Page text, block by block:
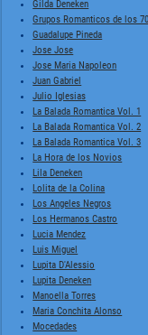
Gilda Deneken
Grupos Romanticos de los
Guadalupe Pineda
Jose Jose
Jose Maria Napoleon
Juan Gabriel
Julio Iglesias
La Balada Romantica Vol. 1
La Balada Romantica Vol. 2
La Balada Romantica Vol. 3
La Hora de los Novios
Lila Deneken
Lolita de la Colina
Los Angeles Negros
Los Hermanos Castro
Lucia Mendez
Luis Miguel
Lupita D'Alessio
Lupita Deneken
Manoella Torres
Maria Conchita Alonso
Mocedades